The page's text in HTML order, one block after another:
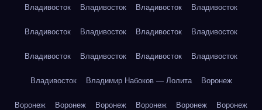
Владивосток Владивосток Владивосток Владивосток
Владивосток Владивосток Владивосток Владивосток
Владивосток Владивосток Владивосток Владивосток
Владивосток Владимир Набоков — Лолита Воронеж
Воронеж Воронеж Воронеж Воронеж Воронеж Воронеж